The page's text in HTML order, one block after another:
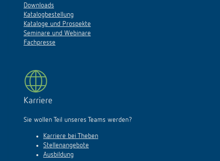
Downloads
Katalogbestellung
Kataloge und Prospekte
Seminare und Webinare
Fachpresse
Karriere
Sie wollen Teil unseres Teams werden?
Karriere bei Theben
Stellenangebote
Ausbildung